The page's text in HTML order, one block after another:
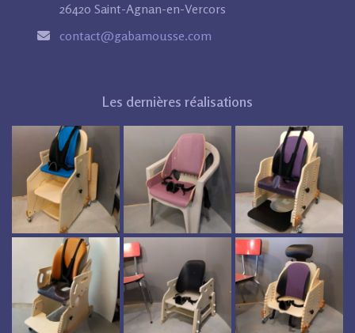
26420 Saint-Agnan-en-Vercors
contact@gabamousse.com
Les dernières réalisations